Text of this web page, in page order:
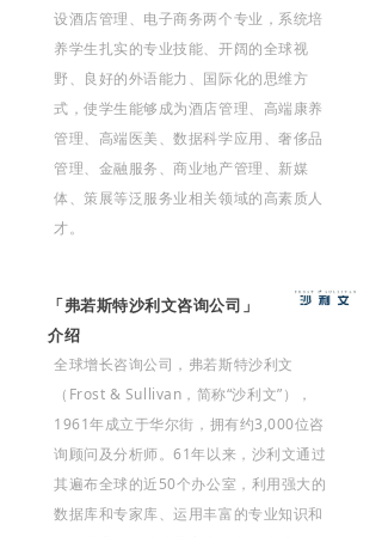
设酒店管理、电子商务两个专业，系统培
养学生扎实的专业技能、开阔的全球视
野、良好的外语能力、国际化的思维方
式，使学生能够成为酒店管理、高端康养
管理、高端医美、数据科学应用、奢侈品
管理、金融服务、商业地产管理、新媒
体、策展等泛服务业相关领域的高素质人
才。
「弗若斯特沙利文咨询公司」
介绍
全球增长咨询公司，弗若斯特沙利文
（Frost & Sullivan，简称“沙利文”），
1961年成立于华尔街，拥有约3,000位咨
询顾问及分析师。61年以来，沙利文通过
其遍布全球的近50个办公室，利用强大的
数据库和专家库、运用丰富的专业知识和